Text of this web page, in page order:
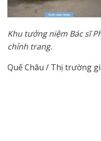
Khu tưởng niệm Bác sĩ
chỉnh trang.
Quế Châu / Thị trường